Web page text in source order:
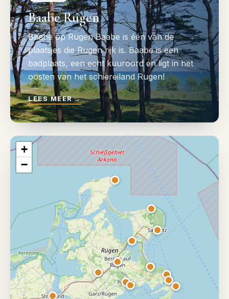
Baabe Rugen
Baabe op Rugen Baabe is één van de
plaatsjes die Rugen rijk is. Baabe is een
badplaats, een echt kuuroord en ligt in het
oosten van het schiereiland Rugen!
LEES MEER→
+
−